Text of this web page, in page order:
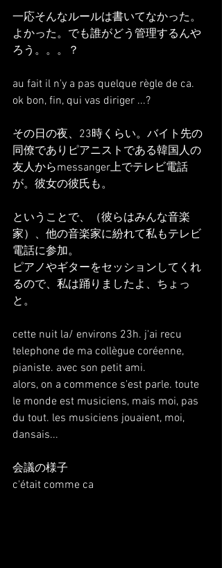
一応そんなルールは書いてなかった。
よかった。でも誰がどう管理するんや
ろう。。。？
au fait il n'y a pas quelque règle de ca.
ok bon, fin, qui vas diriger ...?
その日の夜、23時くらい。バイト先の
同僚でありピアニストである韓国人の
友人からmessanger上でテレビ電話
が。彼女の彼氏も。
ということで、（彼らはみんな音楽
家）、他の音楽家に紛れて私もテレビ
電話に参加。
ピアノやギターをセッションしてくれ
るので、私は踊りましたよ、ちょっ
と。
cette nuit la/ environs 23h. j'ai recu
telephone de ma collègue coréenne,
pianiste. avec son petit ami.
alors, on a commence s'est parle. toute
le monde est musiciens, mais moi, pas
du tout. les musiciens jouaient, moi,
dansais...
会議の様子
c'était comme ca